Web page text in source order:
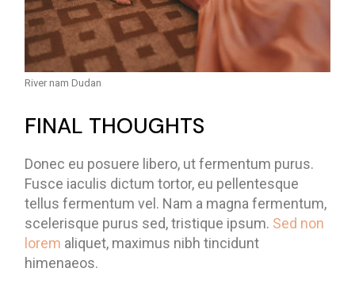
River nam Dudan
FINAL THOUGHTS
Donec eu posuere libero, ut fermentum purus.
Fusce iaculis dictum tortor, eu pellentesque
tellus fermentum vel. Nam a magna fermentum,
scelerisque purus sed, tristique ipsum. Sed non
lorem aliquet, maximus nibh tincidunt
himenaeos.